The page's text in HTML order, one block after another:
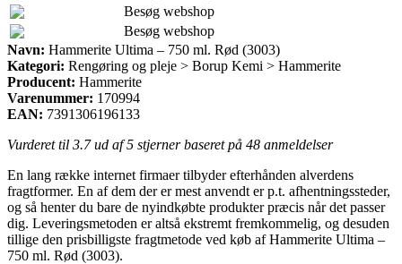
Besøg webshop
Besøg webshop
Navn: Hammerite Ultima – 750 ml. Rød (3003)
Kategori: Rengøring og pleje > Borup Kemi > Hammerite
Producent: Hammerite
Varenummer: 170994
EAN: 7391306196133
Vurderet til 3.7ud af 5 stjerner baseret på 48 anmeldelser
En lang række internet firmaer tilbyder efterhånden alverdens
fragtformer. En af dem der er mest anvendt er p.t. afhentningssteder,
og så henter du bare de nyindkøbte produkter præcis når det passer
dig. Leveringsmetoden er altså ekstremt fremkommelig, og desuden
tillige den prisbilligste fragtmetode ved køb af Hammerite Ultima –
750 ml. Rød (3003).